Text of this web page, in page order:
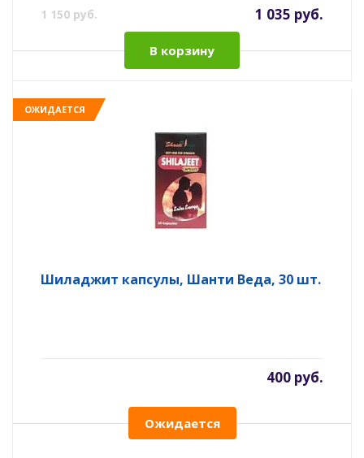
1 150 руб. 1 035 руб.
В корзину
ОЖИДАЕТСЯ
Шиладжит капсулы, Шанти Веда, 30 шт.
400 руб.
Ожидается